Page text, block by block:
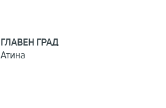
ГЛАВЕН ГРАД
Атина